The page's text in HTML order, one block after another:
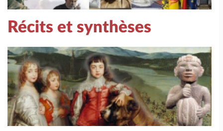
Récits et synthèses